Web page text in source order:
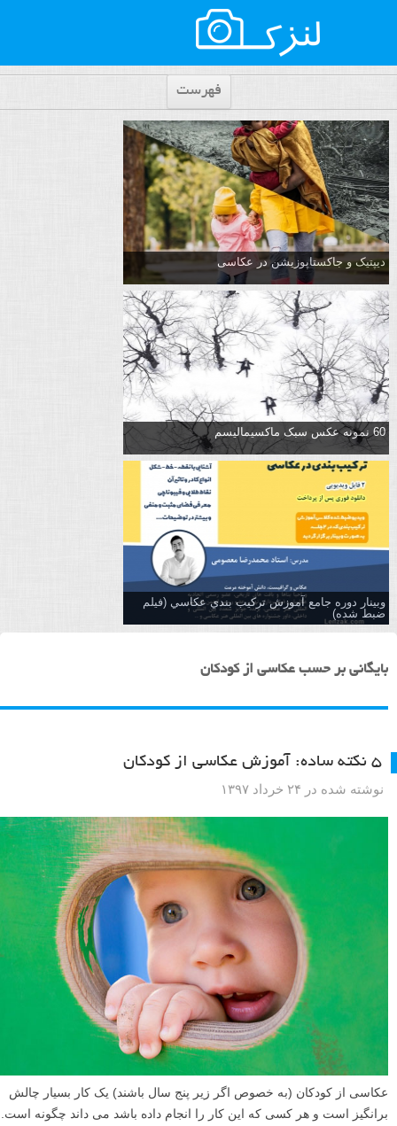
فهرست
دیپتیک و جاکستا‌پوزیشن در عکاسی
60 نمونه عکس سبک ماکسیمالیسم
وبینار دوره جامع آموزش تركيب بندي عكاسي (فیلم
ضبط شده)
بایگانی بر حسب عکاسی از کودکان
۵ نکته ساده: آموزش عکاسی از کودکان
نوشته شده در ۲۴ خرداد ۱۳۹۷
عکاسی از کودکان (به خصوص اگر زیر پنج سال باشند) یک کار بسیار چالش
برانگیز است و هر کسی که این کار را انجام داده باشد می داند چگونه است.